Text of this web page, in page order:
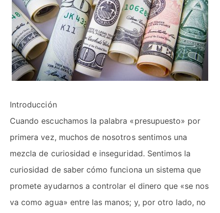
Introducción
Cuando escuchamos la palabra «presupuesto» por
primera vez, muchos de nosotros sentimos una
mezcla de curiosidad e inseguridad. Sentimos la
curiosidad de saber cómo funciona un sistema que
promete ayudarnos a controlar el dinero que «se nos
va como agua» entre las manos; y, por otro lado, no